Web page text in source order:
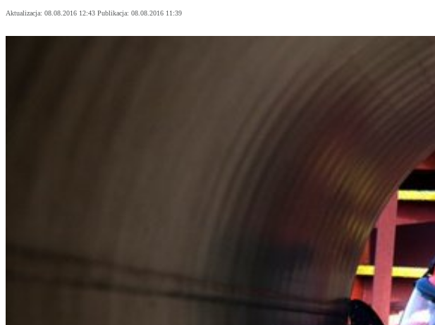
Aktualizacja: 08.08.2016 12:43 Publikacja: 08.08.2016 11:39